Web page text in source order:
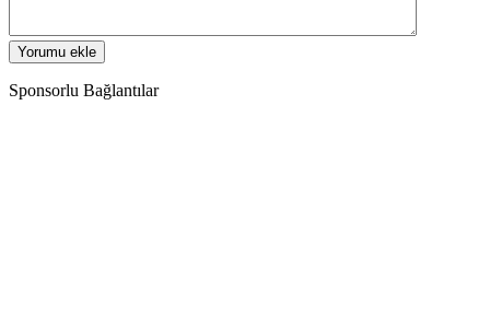
Sponsorlu Bağlantılar